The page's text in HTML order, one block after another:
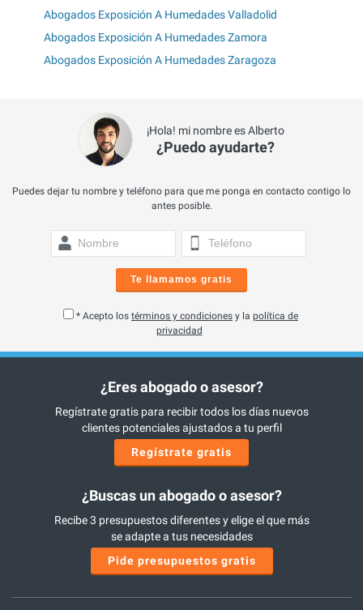
Abogados Exposición A Humedades Valladolid
Abogados Exposición A Humedades Zamora
Abogados Exposición A Humedades Zaragoza
¡Hola! mi nombre es Alberto
¿Puedo ayudarte?
Puedes dejar tu nombre y teléfono para que me ponga en contacto contigo lo
antes posible.
Te llamamos gratis
* Acepto los términos y condiciones y la política de
privacidad
¿Eres abogado o asesor?
Regístrate gratis para recibir todos los días nuevos
clientes potenciales ajustados a tu perfil
Regístrate gratis
¿Buscas un abogado o asesor?
Recibe 3 presupuestos diferentes y elige el que más
se adapte a tus necesidades
Pide presupuestos gratis